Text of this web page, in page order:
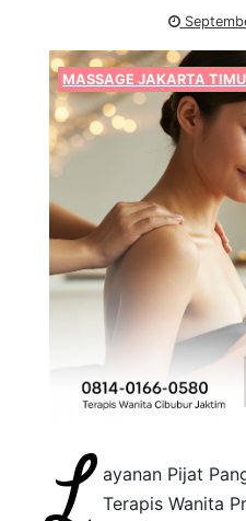
MASSAGE JAKARTA
L ayanan Pijat
Terapis Wanita